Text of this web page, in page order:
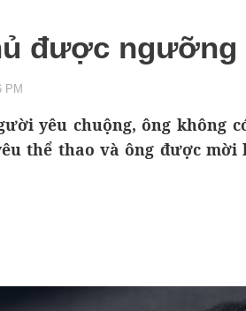
được ngưỡng
PM
yêu chuộng, ông không
thể thao và ông được mời